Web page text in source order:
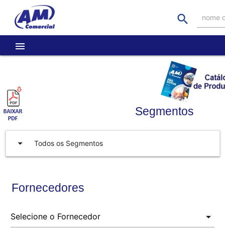
search nome
menu
Segmentos
arrow_drop_down Todos os Segmentos
Fornecedores